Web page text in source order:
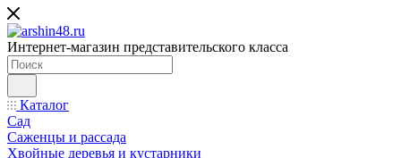
Интернет-магазин представительского класса
Каталог
Сад
Саженцы и рассада
Хвойные деревья и кустарники